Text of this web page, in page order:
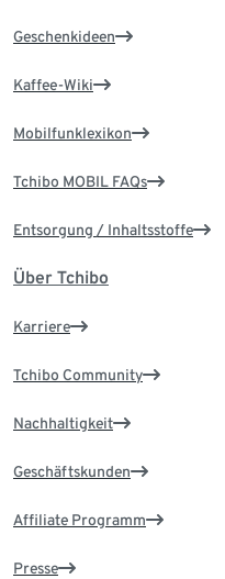
Geschenkideen
Kaffee-Wiki
Mobilfunklexikon
Tchibo MOBIL FAQs
Entsorgung / Inhaltsstoffe
Über Tchibo
Karriere
Tchibo Community
Nachhaltigkeit
Geschäftskunden
Affiliate Programm
Presse